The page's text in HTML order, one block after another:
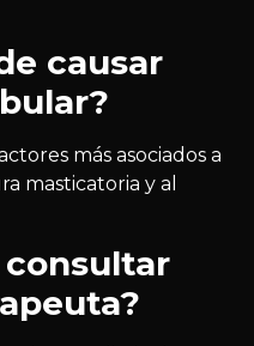
causar
más asociados a
masticatoria y al
consultar